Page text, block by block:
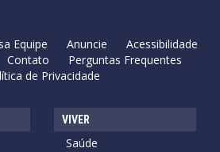
Equipe Anuncie
Acessibilidade
Contato
Perguntas Frequentes
de Privacidade
VIVER
Saúde